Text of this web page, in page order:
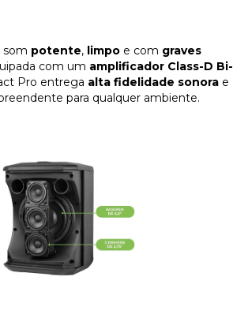
som potente, limpo e com graves
com um amplificador Class-D Bi-
Pro entrega alta fidelidade sonora e
para qualquer ambiente.